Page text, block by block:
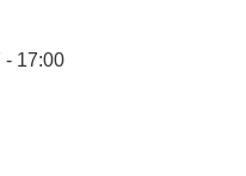
- 17:00